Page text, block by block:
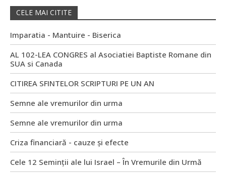
CELE MAI CITITE
Imparatia - Mantuire - Biserica
AL 102-LEA CONGRES al Asociatiei Baptiste Romane din
SUA si Canada
CITIREA SFINTELOR SCRIPTURI PE UN AN
Semne ale vremurilor din urma
Semne ale vremurilor din urma
Criza financiară - cauze și efecte
Cele 12 Seminții ale lui Israel – În Vremurile din Urmă